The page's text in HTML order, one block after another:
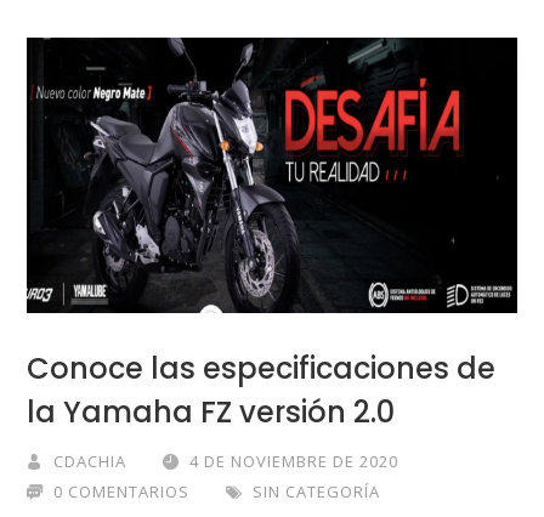
Conoce las especificaciones de
la Yamaha FZ versión 2.0
CDACHIA
4 DE NOVIEMBRE DE 2020
0 COMENTARIOS
SIN CATEGORÍA